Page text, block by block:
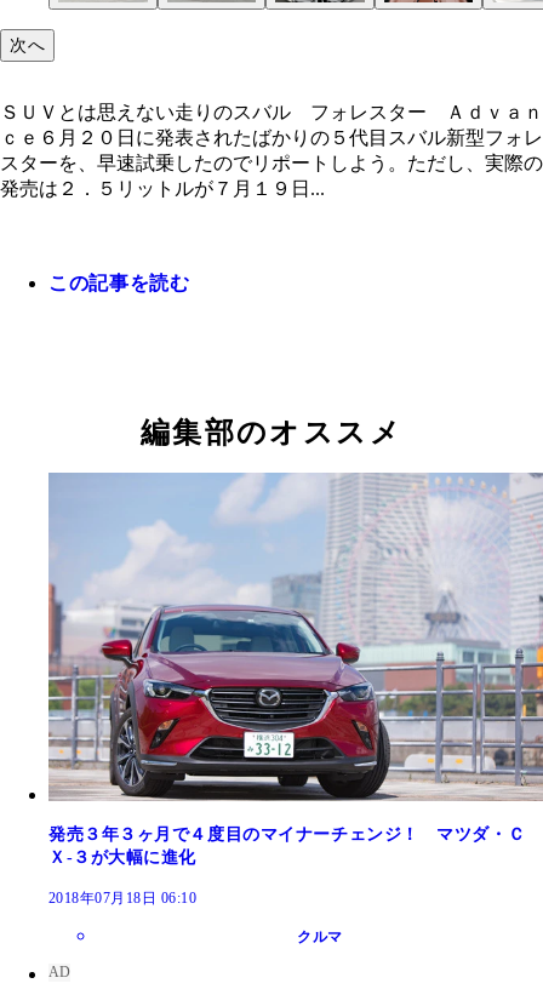
バルブ●駆動方式：４ＷＤ●最高出力：１４５ＰＳ
トルク：１９．２ｋｇｍ●モーター出力：１３．６
モータートルク：６．６ｋｇｍ●車両本体価格：３
万９６００円（税込）
次へ
ＳＵＶとは思えない走りのスバル フォレスター Ａｄｖａｎ
ｃｅ６月２０日に発表されたばかりの５代目スバル新型フォレ
スターを、早速試乗したのでリポートしよう。ただし、実際の
発売は２．５リットルが７月１９日...
この記事を読む
編集部のオススメ
発売３年３ヶ月で４度目のマイナーチェンジ！ マツダ・Ｃ
Ｘ‐３が大幅に進化
2018年07月18日 06:10
クルマ